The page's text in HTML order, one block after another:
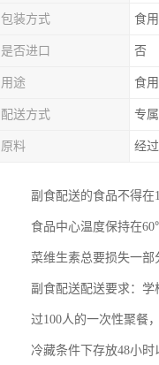
包装方式 食
是否进口 否
用途 食用
配送方式 专
原料 经
副食配送的食品不得
食品中心温度保持在
菜维生素总要损失一
副食配送配送要求：
过100人的一次性聚餐
冷藏条件下存放48小